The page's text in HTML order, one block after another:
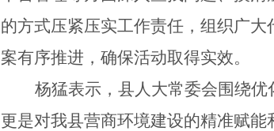
的方式压紧压实工作责任，组织广
案有序推进，确保活动取得实效。
杨猛表示，县人大常委会围绕优
更是对我县营商环境建设的精准赋能